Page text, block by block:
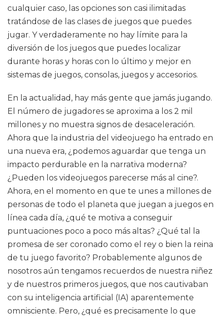
cualquier caso, las opciones son casi ilimitadas
tratándose de las clases de juegos que puedes
jugar. Y verdaderamente no hay límite para la
diversión de los juegos que puedes localizar
durante horas y horas con lo último y mejor en
sistemas de juegos, consolas, juegos y accesorios.
En la actualidad, hay más gente que jamás jugando.
El número de jugadores se aproxima a los 2 mil
millones y no muestra signos de desaceleración.
Ahora que la industria del videojuego ha entrado en
una nueva era, ¿podemos aguardar que tenga un
impacto perdurable en la narrativa moderna?
¿Pueden los videojuegos parecerse más al cine?.
Ahora, en el momento en que te unes a millones de
personas de todo el planeta que juegan a juegos en
línea cada día, ¿qué te motiva a conseguir
puntuaciones poco a poco más altas? ¿Qué tal la
promesa de ser coronado como el rey o bien la reina
de tu juego favorito? Probablemente algunos de
nosotros aún tengamos recuerdos de nuestra niñez
y de nuestros primeros juegos, que nos cautivaban
con su inteligencia artificial (IA) aparentemente
omnisciente. Pero, ¿qué es precisamente lo que